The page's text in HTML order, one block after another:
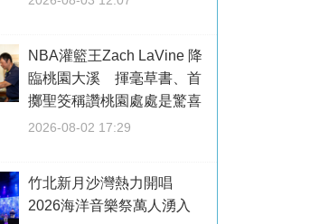
NBA灌籃王Zach LaVine 降
臨桃園大溪 揮毫草書、首
擲聖筊稱讚桃園處處是驚喜
2026-08-02 17:29
竹北新月沙灣熱力開唱
2026海洋音樂祭萬人湧入